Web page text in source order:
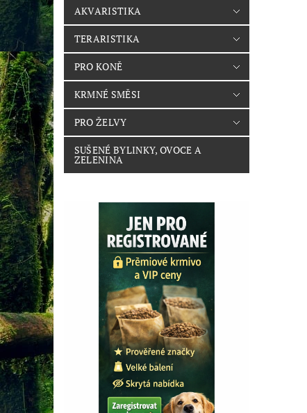
AKVARISTIKA
TERARISTIKA
PRO KONĚ
KRMNÉ SMĚSI
PRO ŽELVY
SUŠENÉ BYLINKY, OVOCE A
ZELENINA